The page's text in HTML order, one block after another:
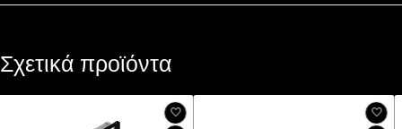
Σχετικά προϊόντα